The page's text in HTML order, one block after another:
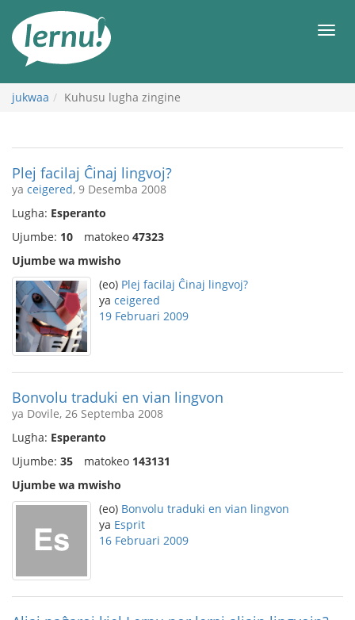
maudhui
jukwaa Kuhusu lugha zingine
Plej facilaj Ĉinaj lingvoj?
ya ceigered, 9 Desemba 2008
Lugha: Esperanto
Ujumbe: 10 matokeo 47323
Ujumbe wa mwisho
(eo) Plej facilaj Ĉinaj lingvoj?
ya ceigered
19 Februari 2009
Bonvolu traduki en vian lingvon
ya Dovile, 26 Septemba 2008
Lugha: Esperanto
Ujumbe: 35 matokeo 143131
Ujumbe wa mwisho
(eo) Bonvolu traduki en vian lingvon
ya Esprit
16 Februari 2009